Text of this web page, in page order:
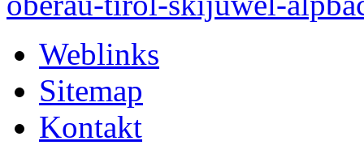
Weblinks
Sitemap
Kontakt